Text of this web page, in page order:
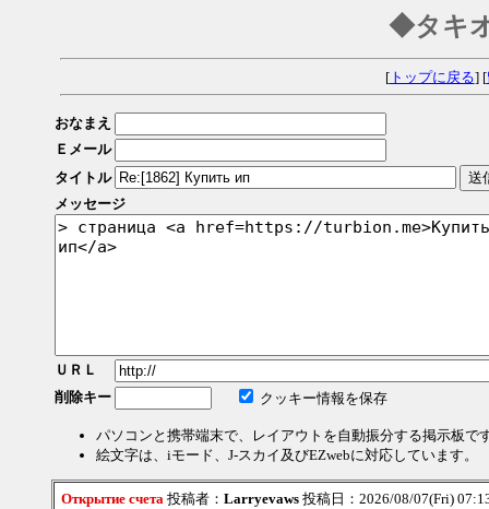
◆タキ
[トップに戻る] [
おなまえ
Ｅメール
タイトル
メッセージ
ＵＲＬ
削除キー
クッキー情報を保存
パソコンと携帯端末で、レイアウトを自動振分する掲示板で
絵文字は、iモード、J-スカイ及びEZwebに対応しています。
Открытие счета 投稿者： Larryevaws 投稿日：2026/08/07(Fri)